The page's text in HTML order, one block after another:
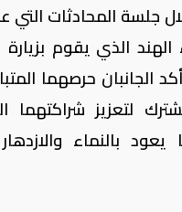
جلسة المحادثات
الهند الذي يقوم
الجانبان حرصهما
لتعزيز شراكتهما
يعود بالنماء